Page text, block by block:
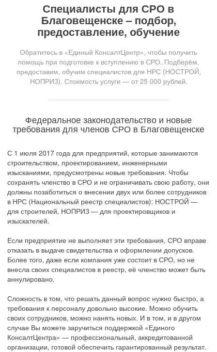
Специалисты для СРО в
Благовещенске – подбор,
предоставление, обучение
Обратитесь в «Единый КонсалтЦентр», чтобы получить
помощь при подготовке к вступлению в СРО. Подберём,
предоставим, обучим специалистов для НРС (НОСТРОЙ,
НОПРИЗ). Стоимость услуги — от 25 000 рублей.
Федеральное законодательство и новые
требования для членов СРО в Благовещенске
С 1 июля 2017 года для предприятий, которые занимаются
строительством, проектированием, инженерными
изысканиями, предусмотрены новые требования. Чтобы
сохранять членство в СРО и не ограничивать свою работу, они
должны позаботиться о внесении двух или более сотрудников
в НРС (Национальный реестр специалистов): НОСТРОЙ —
для строителей, НОПРИЗ — для проектировщиков и
изыскателей.
Если предприятие не выполняет эти требования, СРО вправе
отказать в выдаче свидетельства и оформлении допусков.
Более того, даже если компания уже состоит в СРО, но не
внесла своих специалистов в реестр, её членство может быть
аннулировано.
Сложность в том, что решать данный вопрос нужно быстро, а
требования к персоналу довольно высокие. Можно обучить
своих сотрудников, можно нанять новых. И в том, и в другом
случае Вы можете заручиться поддержкой «Единого
КонсалтЦентра» — профессиональный, аккредитованной
организации, готовой обеспечить гарантированный результат.